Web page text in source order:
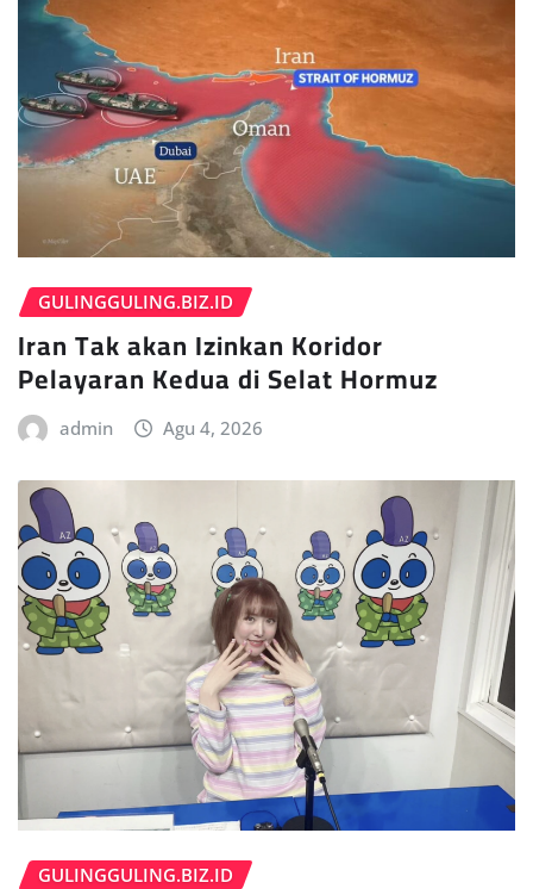
GULINGGULING.BIZ.ID
Iran Tak akan Izinkan Koridor
Pelayaran Kedua di Selat Hormuz
admin Agu 4, 2026
GULINGGULING.BIZ.ID